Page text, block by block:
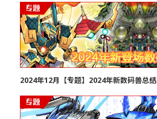
2024年12月【专题】2024年新数码兽总结